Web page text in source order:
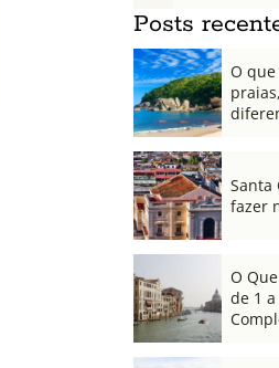
Posts
O
Santa
fazer
O
de 1